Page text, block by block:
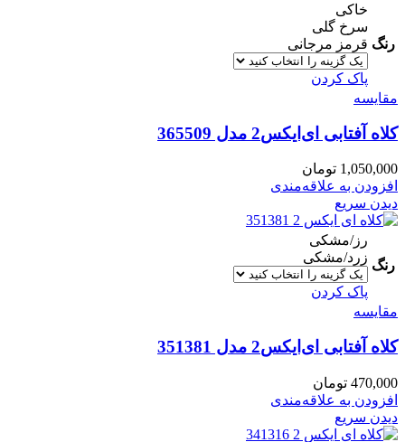
رنگ
خاکی
سرخ گلی
قرمز مرجانی
پاک کردن
مقایسه
کلاه آفتابی ای‌ایکس2 مدل 365509
1,050,000 تومان
افزودن به علاقه‌مندی
دیدن سریع
رنگ
رز/مشکی
زرد/مشکی
پاک کردن
مقایسه
کلاه آفتابی ای‌ایکس2 مدل 351381
470,000 تومان
افزودن به علاقه‌مندی
دیدن سریع